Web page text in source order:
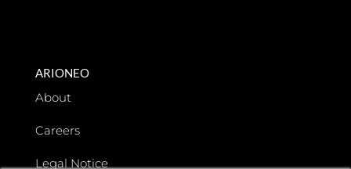
ARIONEO
About
Careers
Legal Notice